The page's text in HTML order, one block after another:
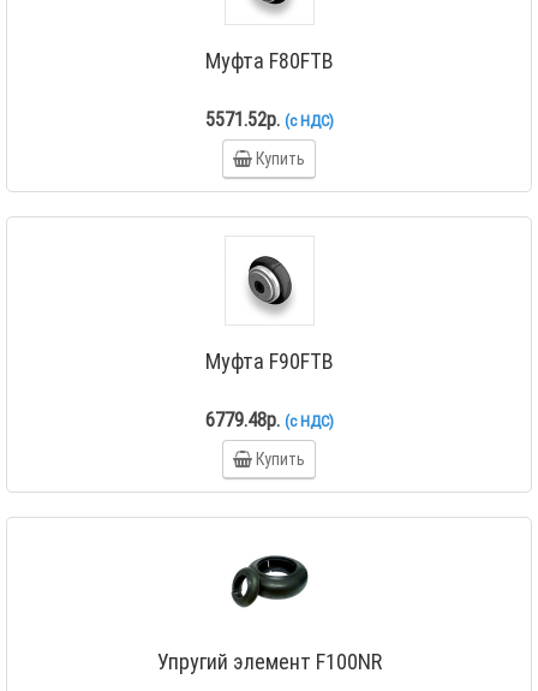
Муфта F80FTB
5571.52р. (с НДС)
Купить
Муфта F90FTB
6779.48р. (с НДС)
Купить
Упругий элемент F100NR